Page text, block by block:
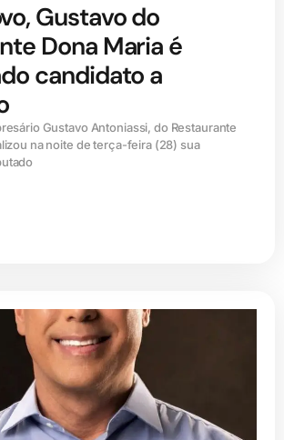
Gustavo do
Dona Maria é
candidato a
Gustavo Antoniassi, do Restaurante
na noite de terça-feira (28) sua